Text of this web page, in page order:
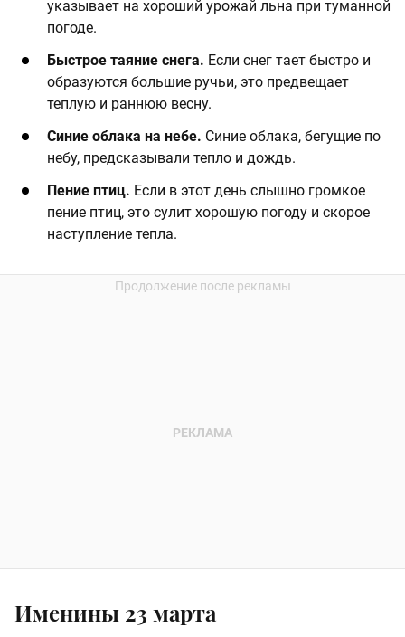
указывает на хороший урожай льна при туманной
погоде. ​
​Быстрое таяние снега. Если снег тает быстро и
образуются большие ручьи, это предвещает
теплую и раннюю весну.​
​Синие облака на небе. Синие облака, бегущие по
небу, предсказывали тепло и дождь. ​
​Пение птиц. Если в этот день слышно громкое
пение птиц, это сулит хорошую погоду и скорое
наступление тепла.
Именины 23 марта